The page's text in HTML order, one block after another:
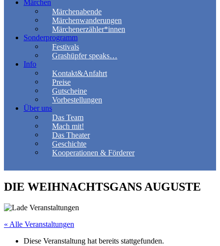
Märchen
Märchenabende
Märchenwanderungen
Märchenerzähler*innen
Sonderprogramm
Festivals
Grashüpfer speaks…
Info
Kontakt&Anfahrt
Preise
Gutscheine
Vorbestellungen
Über uns
Das Team
Mach mit!
Das Theater
Geschichte
Kooperationen & Förderer
DIE WEIHNACHTSGANS AUGUSTE
« Alle Veranstaltungen
Diese Veranstaltung hat bereits stattgefunden.